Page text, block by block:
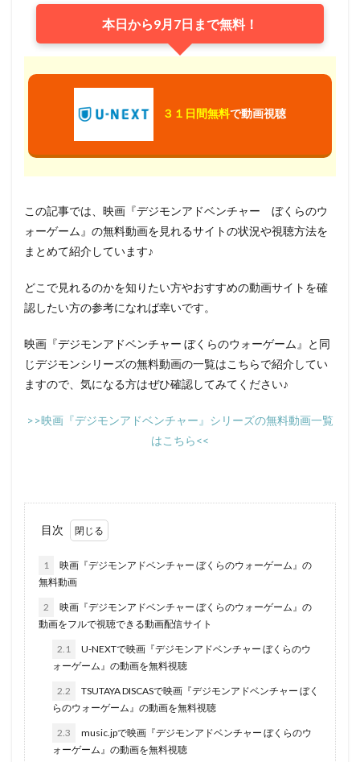
本日から9月7日まで無料！
３１日間無料で動画視聴
この記事では、映画『デジモンアドベンチャー ぼくらのウ
ォーゲーム』の無料動画を見れるサイトの状況や視聴方法を
まとめて紹介しています♪
どこで見れるのかを知りたい方やおすすめの動画サイトを確
認したい方の参考になれば幸いです。
映画『デジモンアドベンチャー ぼくらのウォーゲーム』と同
じデジモンシリーズの無料動画の一覧はこちらで紹介してい
ますので、気になる方はぜひ確認してみてください♪
>>映画『デジモンアドベンチャー』シリーズの無料動画一覧
はこちら<<
目次
1
映画『デジモンアドベンチャー ぼくらのウォーゲーム』の
無料動画
2
映画『デジモンアドベンチャー ぼくらのウォーゲーム』の
動画をフルで視聴できる動画配信サイト
2.1
U-NEXTで映画『デジモンアドベンチャー ぼくらのウ
ォーゲーム』の動画を無料視聴
2.2
TSUTAYA DISCASで映画『デジモンアドベンチャー ぼく
らのウォーゲーム』の動画を無料視聴
2.3
music.jpで映画『デジモンアドベンチャー ぼくらのウ
ォーゲーム』の動画を無料視聴